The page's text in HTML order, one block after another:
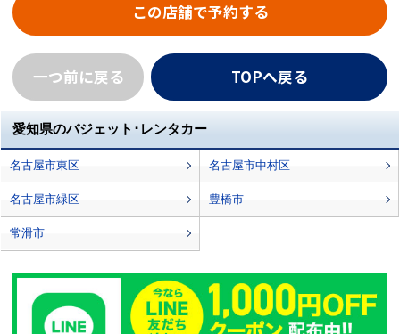
この店舗で予約する
一つ前に戻る TOPへ戻る
愛知県のバジェット･レンタカー
名古屋市東区 名古屋市中村区
名古屋市緑区 豊橋市
常滑市